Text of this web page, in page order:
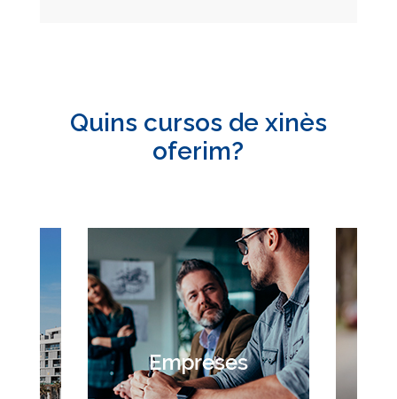
Quins cursos de xinès
oferim?